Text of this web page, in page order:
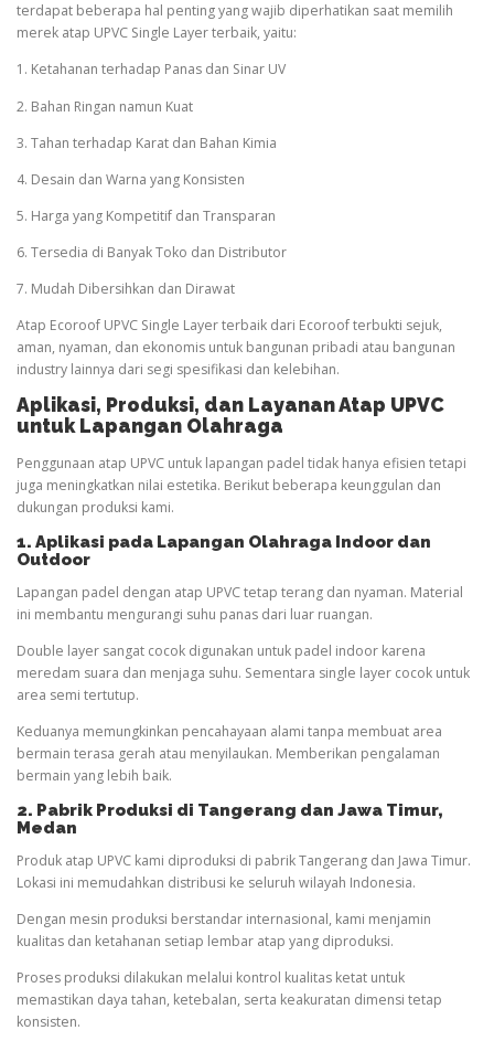
terdapat beberapa hal penting yang wajib diperhatikan saat memilih
merek atap UPVC Single Layer terbaik, yaitu:
1. Ketahanan terhadap Panas dan Sinar UV
2. Bahan Ringan namun Kuat
3. Tahan terhadap Karat dan Bahan Kimia
4. Desain dan Warna yang Konsisten
5. Harga yang Kompetitif dan Transparan
6. Tersedia di Banyak Toko dan Distributor
7. Mudah Dibersihkan dan Dirawat
Atap Ecoroof UPVC Single Layer terbaik dari Ecoroof terbukti sejuk,
aman, nyaman, dan ekonomis untuk bangunan pribadi atau bangunan
industry lainnya dari segi spesifikasi dan kelebihan.
Aplikasi, Produksi, dan Layanan Atap UPVC
untuk Lapangan Olahraga
Penggunaan atap UPVC untuk lapangan padel tidak hanya efisien tetapi
juga meningkatkan nilai estetika. Berikut beberapa keunggulan dan
dukungan produksi kami.
1. Aplikasi pada Lapangan Olahraga Indoor dan
Outdoor
Lapangan padel dengan atap UPVC tetap terang dan nyaman. Material
ini membantu mengurangi suhu panas dari luar ruangan.
Double layer sangat cocok digunakan untuk padel indoor karena
meredam suara dan menjaga suhu. Sementara single layer cocok untuk
area semi tertutup.
Keduanya memungkinkan pencahayaan alami tanpa membuat area
bermain terasa gerah atau menyilaukan. Memberikan pengalaman
bermain yang lebih baik.
2. Pabrik Produksi di Tangerang dan Jawa Timur,
Medan
Produk atap UPVC kami diproduksi di pabrik Tangerang dan Jawa Timur.
Lokasi ini memudahkan distribusi ke seluruh wilayah Indonesia.
Dengan mesin produksi berstandar internasional, kami menjamin
kualitas dan ketahanan setiap lembar atap yang diproduksi.
Proses produksi dilakukan melalui kontrol kualitas ketat untuk
memastikan daya tahan, ketebalan, serta keakuratan dimensi tetap
konsisten.